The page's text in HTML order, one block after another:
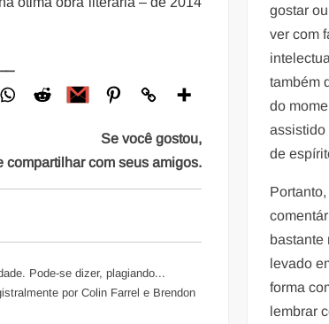
Se você gostou,
compartilhar com seus amigos.
Pode-se dizer, plagiando...
por Colin Farrel e Brendon
gostar
ver com
também
do
assistido
de
bastante
levado
forma
lembrar